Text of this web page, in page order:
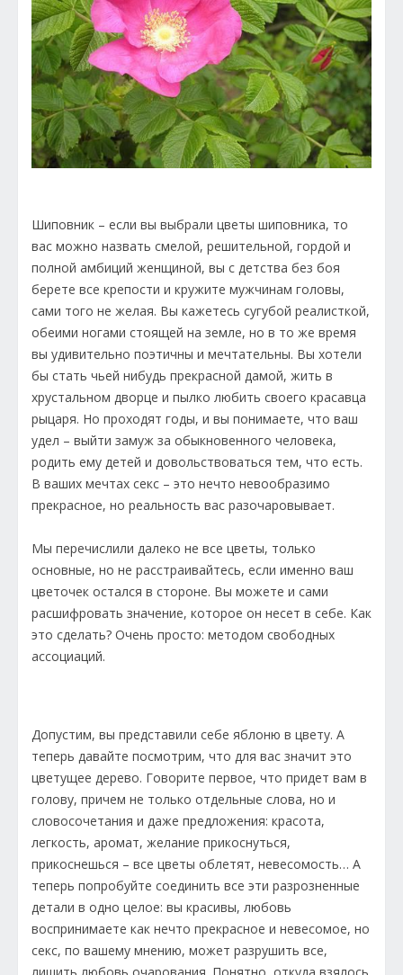
Шиповник – если вы выбрали цветы шиповника, то
вас можно назвать смелой, решительной, гордой и
полной амбиций женщиной, вы с детства без боя
берете все крепости и кружите мужчинам головы,
сами того не желая. Вы кажетесь сугубой реалисткой,
обеими ногами стоящей на земле, но в то же время
вы удивительно поэтичны и мечтательны. Вы хотели
бы стать чьей нибудь прекрасной дамой, жить в
хрустальном дворце и пылко любить своего красавца
рыцаря. Но проходят годы, и вы понимаете, что ваш
удел – выйти замуж за обыкновенного человека,
родить ему детей и довольствоваться тем, что есть.
В ваших мечтах секс – это нечто невообразимо
прекрасное, но реальность вас разочаровывает.
Мы перечислили далеко не все цветы, только
основные, но не расстраивайтесь, если именно ваш
цветочек остался в стороне. Вы можете и сами
расшифровать значение, которое он несет в себе. Как
это сделать? Очень просто: методом свободных
ассоциаций.
Допустим, вы представили себе яблоню в цвету. А
теперь давайте посмотрим, что для вас значит это
цветущее дерево. Говорите первое, что придет вам в
голову, причем не только отдельные слова, но и
словосочетания и даже предложения: красота,
легкость, аромат, желание прикоснуться,
прикоснешься – все цветы облетят, невесомость… А
теперь попробуйте соединить все эти разрозненные
детали в одно целое: вы красивы, любовь
воспринимаете как нечто прекрасное и невесомое, но
секс, по вашему мнению, может разрушить все,